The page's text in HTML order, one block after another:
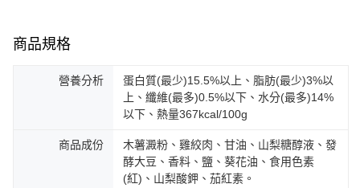
商品規格
營養分析
蛋白質(最少)15.5%以上、脂肪(最少)3%以
上、纖維(最多)0.5%以下、水分(最多)14%
以下、熱量367kcal/100g
商品成份
木薯澱粉、雞絞肉、甘油、山梨糖醇液、發
酵大豆、香料、鹽、葵花油、食用色素
(紅)、山梨酸鉀、茄紅素。